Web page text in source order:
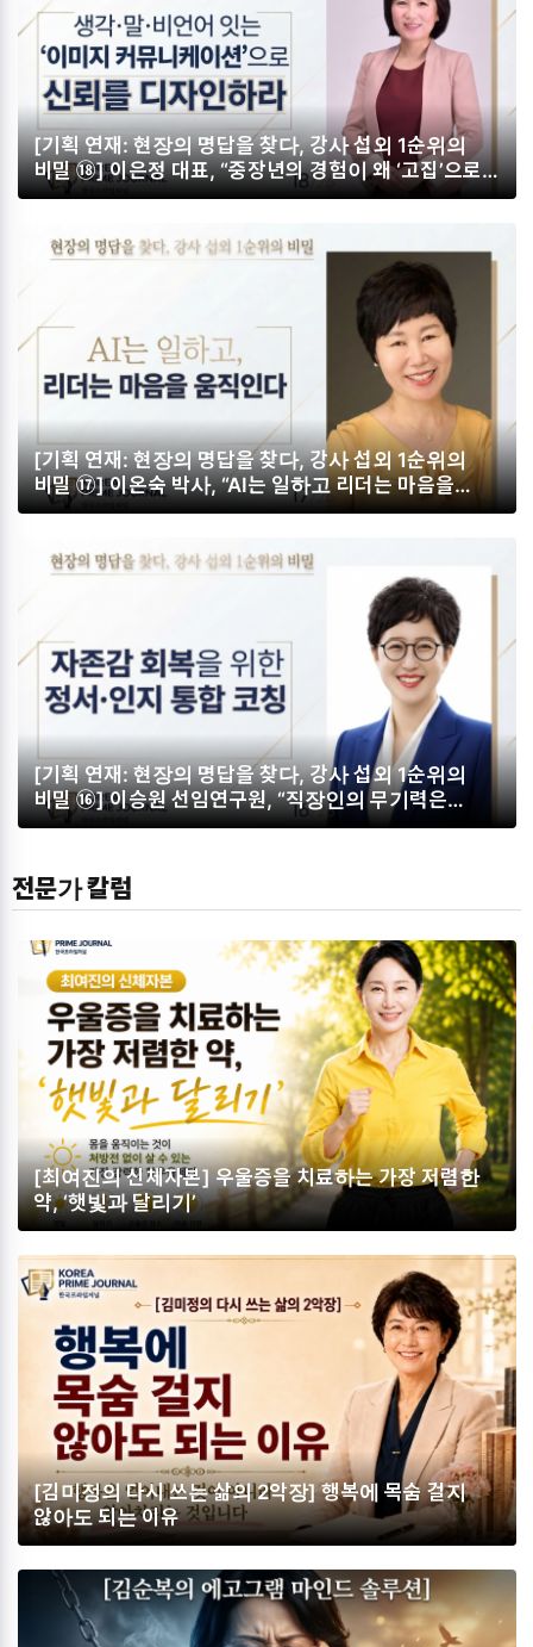
[기획 연재: 현장의 명답을 찾다, 강사 섭외 1순위의
비밀 ⑱] 이은정 대표, “중장년의 경험이 왜 ‘고집’으로
읽히는가… 생각·말·비언어 잇는 ‘이미지
[기획 연재: 현장의 명답을 찾다, 강사 섭외 1순위의
비밀 ⑰] 이온숙 박사, “AI는 일하고 리더는 마음을
움직인다. 에고그램·미술치료·AI 융합으로 내면과
[기획 연재: 현장의 명답을 찾다, 강사 섭외 1순위의
비밀 ⑯] 이승원 선임연구원, “직장인의 무기력은
‘자존감 누수’ 때문… 정서와 인지 통합하는 ‘ECI
전문가 칼럼
[최여진의 신체자본] 우울증을 치료하는 가장 저렴한
약, ‘햇빛과 달리기’
[김미정의 다시 쓰는 삶의 2악장] 행복에 목숨 걸지
않아도 되는 이유